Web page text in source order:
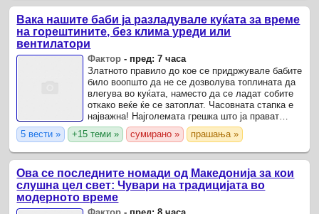
Вака нашите баби ја разладувале куќата за време
на горештините, без клима уреди или
вентилатори
Фактор - пред: 7 часа
Златното правило до кое се придржувале бабите
било воопшто да не се дозволува топлината да
влегува во куќата, наместо да се ладат собите
откако веќе ќе се затоплат. Часовната стапка е
најважна! Најголемата грешка што ја прават
многу луѓе е отворањето на прозорецот на
средина од ...
5 вести » +15 теми » сумирано » прашања »
Ова се последните номади од Македонија за кои
слушна цел свет: Чувари на традицијата во
модерното време